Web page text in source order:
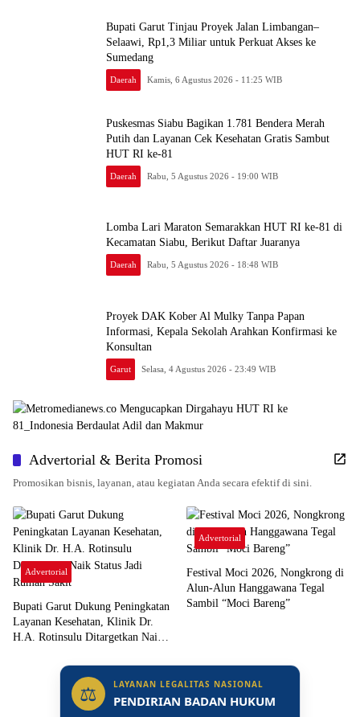
Bupati Garut Tinjau Proyek Jalan Limbangan–
Selaawi, Rp1,3 Miliar untuk Perkuat Akses ke
Sumedang
Daerah Kamis, 6 Agustus 2026 - 11:25 WIB
Puskesmas Siabu Bagikan 1.781 Bendera Merah
Putih dan Layanan Cek Kesehatan Gratis Sambut
HUT RI ke-81
Daerah Rabu, 5 Agustus 2026 - 19:00 WIB
Lomba Lari Maraton Semarakkan HUT RI ke-81 di
Kecamatan Siabu, Berikut Daftar Juaranya
Daerah Rabu, 5 Agustus 2026 - 18:48 WIB
Proyek DAK Kober Al Mulky Tanpa Papan
Informasi, Kepala Sekolah Arahkan Konfirmasi ke
Konsultan
Garut Selasa, 4 Agustus 2026 - 23:49 WIB
Advertorial & Berita Promosi
Promosikan bisnis, layanan, atau kegiatan Anda secara efektif di sini.
Advertorial
Bupati Garut Dukung Peningkatan
Layanan Kesehatan, Klinik Dr.
H.A. Rotinsulu Ditargetkan Naik
Advertorial
Festival Moci 2026, Nongkrong di
Alun-Alun Hanggawana Tegal
Sambil “Moci Bareng”
⚖ LAYANAN LEGALITAS NASIONAL
PENDIRIAN BADAN HUKUM